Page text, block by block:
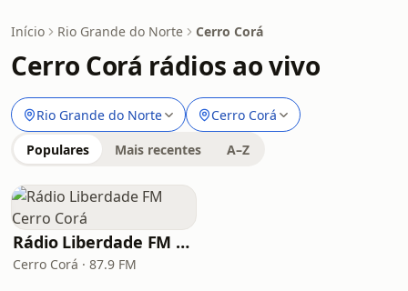
Início Rio Grande do Norte Cerro Corá
Cerro Corá rádios ao vivo
Rio Grande do Norte Cerro Corá
Populares Mais recentes A–Z
Rádio Liberdade FM Cerro Corá
Cerro Corá · 87.9 FM